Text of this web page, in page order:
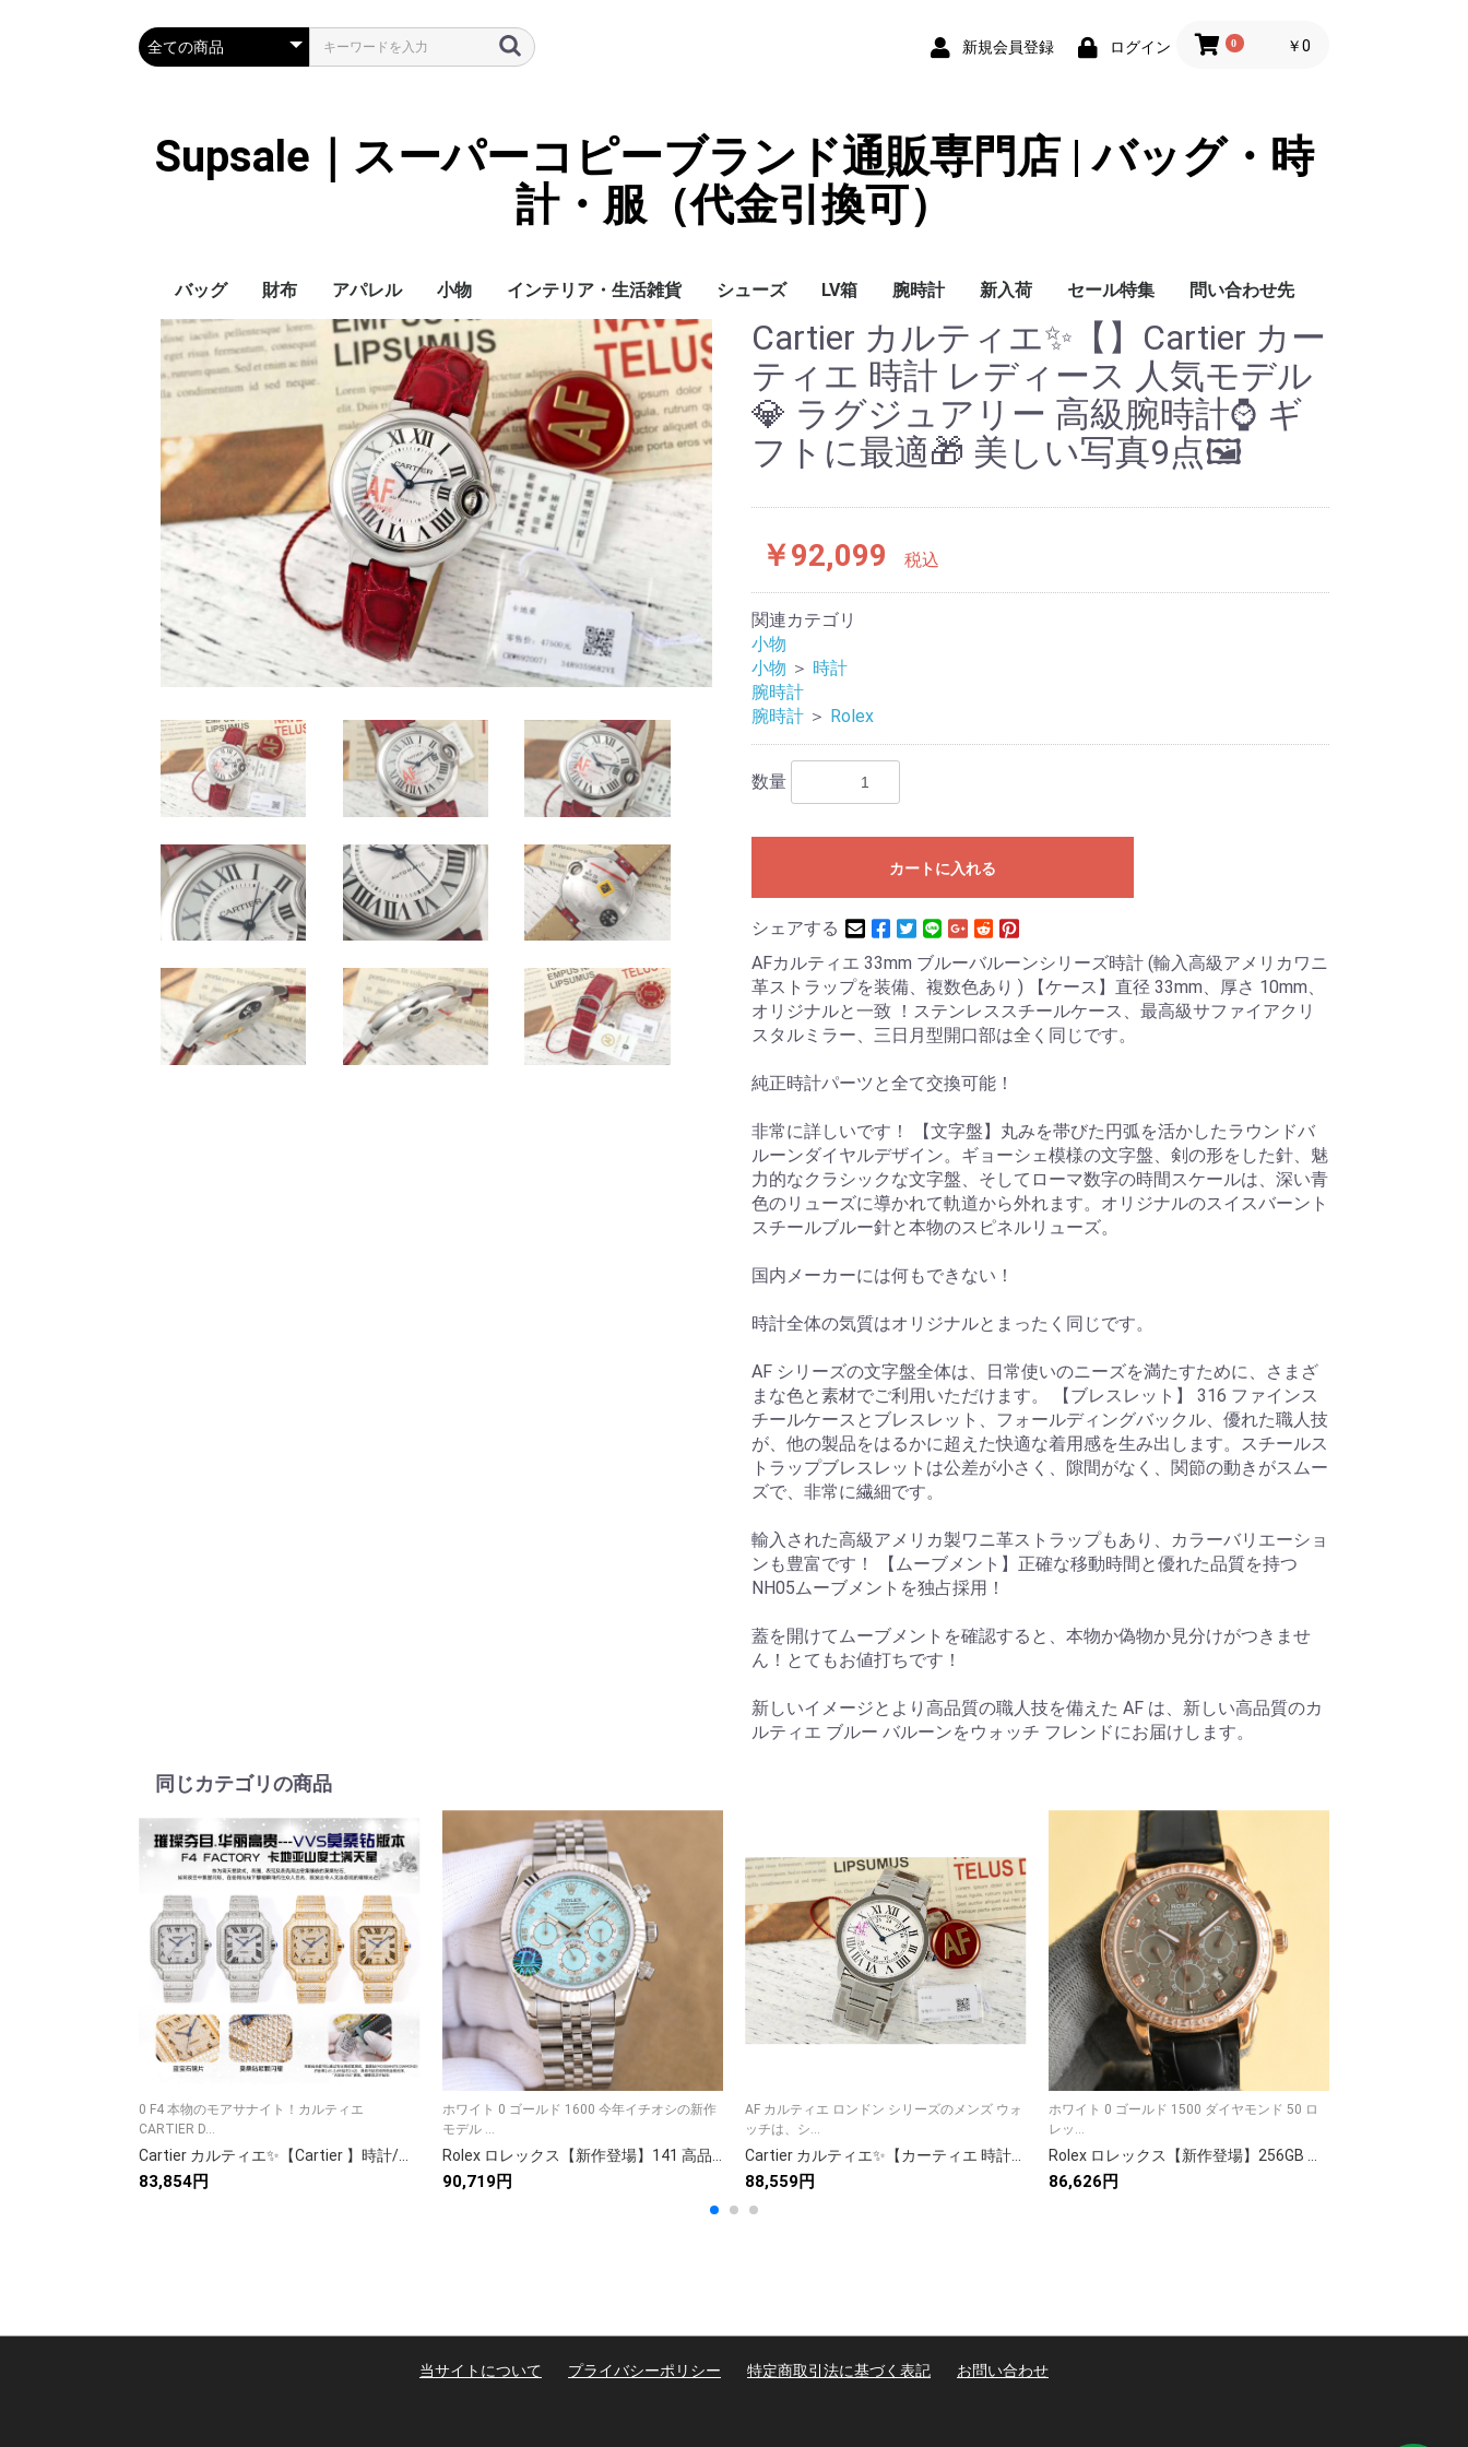
新規会員登録 ログイン 0 ￥0
Supsale｜スーパーコピーブランド通販専門店 | バッグ・時
計・服（代金引換可）
バッグ
Hermes
LOUIS VUITTON
Chanel
Loewe
Celine
Dior
Gucci
Fendi
Prada
Balenciaga
MiuMiu
財布
HERMES
CHANEL
LOUIS VUITTON
Celine
YSL
Miu Miu
Prada
Gucci
Fendi
アパレル
ハイブランド
Supreme
Miu Miu
アウター
LOUIS VUITTON
MONCLER
Adidas
THE NORTH FACE
CHANEL
𝗖𝗔𝗡𝗔𝗗𝗔 𝗚𝗢𝗢𝗦𝗘
DIOR
GUCCI
VERSACE
BALENCIAGA
FENDI
子供服切れ
小物
ぼうし
ネクタイ
ハンカチ
スマホケース
サングラス・アイウェ
ア
アクセサリー
マフラー/スカーフ
傘 LOUIS VUITTON
CHANEL
HERMES
GUCCI
DIOR
FENDI
LINEID：0109shop
バッグチャーム
バッグストラップ
カード（コイン）ケー
ス
キーケース
時計
革の手袋
ヘアアクセサリー
インテリア・生活雑貨
ブランケット
カーペット絨毯
クッションカバー/ク
ッション
小物入れ収納ボックス
バスタオル
QRコード
シューズ
レディース/女性用
メンズ/男性用
Gucci
Chanel
LV箱 腕時計
Omega
Rolex
Cartier
Chanel
新入荷 セール特集 問い合わせ先
問い合わせ先
Cartier カルティエ✨【】Cartier カー
ティエ 時計 レディース 人気モデル
💎 ラグジュアリー 高級腕時計⌚ ギ
フトに最適🎁 美しい写真9点🖼️
￥92,099 税込
関連カテゴリ
小物
小物 ＞ 時計
腕時計
腕時計 ＞ Rolex
数量
カートに入れる
シェアする
AFカルティエ 33mm ブルーバルーンシリーズ時計 (輸入高級アメリカワニ
革ストラップを装備、複数色あり ) 【ケース】直径 33mm、厚さ 10mm、
オリジナルと一致 ！ステンレススチールケース、最高級サファイアクリ
スタルミラー、三日月型開口部は全く同じです。
純正時計パーツと全て交換可能！
非常に詳しいです！ 【文字盤】丸みを帯びた円弧を活かしたラウンドバ
ルーンダイヤルデザイン。ギョーシェ模様の文字盤、剣の形をした針、魅
力的なクラシックな文字盤、そしてローマ数字の時間スケールは、深い青
色のリューズに導かれて軌道から外れます。オリジナルのスイスバーント
スチールブルー針と本物のスピネルリューズ。
国内メーカーには何もできない！
時計全体の気質はオリジナルとまったく同じです。
AF シリーズの文字盤全体は、日常使いのニーズを満たすために、さまざ
まな色と素材でご利用いただけます。 【ブレスレット】 316 ファインス
チールケースとブレスレット、フォールディングバックル、優れた職人技
が、他の製品をはるかに超えた快適な着用感を生み出します。スチールス
トラップブレスレットは公差が小さく、隙間がなく、関節の動きがスムー
ズで、非常に繊細です。
輸入された高級アメリカ製ワニ革ストラップもあり、カラーバリエーショ
ンも豊富です！ 【ムーブメント】正確な移動時間と優れた品質を持つ
NH05ムーブメントを独占採用！
蓋を開けてムーブメントを確認すると、本物か偽物か見分けがつきませ
ん！とてもお値打ちです！
新しいイメージとより高品質の職人技を備えた AF は、新しい高品質のカ
ルティエ ブルー バルーンをウォッチ フレンドにお届けします。
同じカテゴリの商品
0 F4 本物のモアサナイト！カルティエ
CARTIER D...
Cartier カルティエ✨【Cartier 】時計/腕時計 高級ブランド 人気モデル プレゼントにも最適💎 メンズ レディース ⌚
83,854円
ホワイト 0 ゴールド 1600 今年イチオシの新作
モデル ...
Rolex ロレックス【新作登場】141 高品質アイテム✨ 9点画像で詳細確認🖼️ 人気急上昇🔥 今すぐチェック💫 限定スタイル🎯
90,719円
AF カルティエ ロンドン シリーズのメンズ ウォ
ッチは、シ...
Cartier カルティエ✨【カーティエ 時計】 レディース 人気 高級腕時計 ローズゴールド✨ デートジャスト 送料無料💎 ギフト🎁 メンズ
88,559円
ホワイト 0 ゴールド 1500 ダイヤモンド 50 ロ
レッ...
Rolex ロレックス【新作登場】256GB 大容量ストレージ✨ 高速処理で快適使用🎮 多機能対応の優れもの💾 写真9枚で詳細確認📸 今すぐゲット🔥
86,626円
当サイトについて プライバシーポリシー 特定商取引法に基づく表記 お問い合わせ